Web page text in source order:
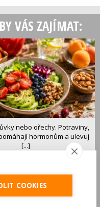
VÁS ZAJÍMAT:
nebo ořechy. Potraviny,
hormonům a ulevuj
[...]
jsou práv...
COOKIES